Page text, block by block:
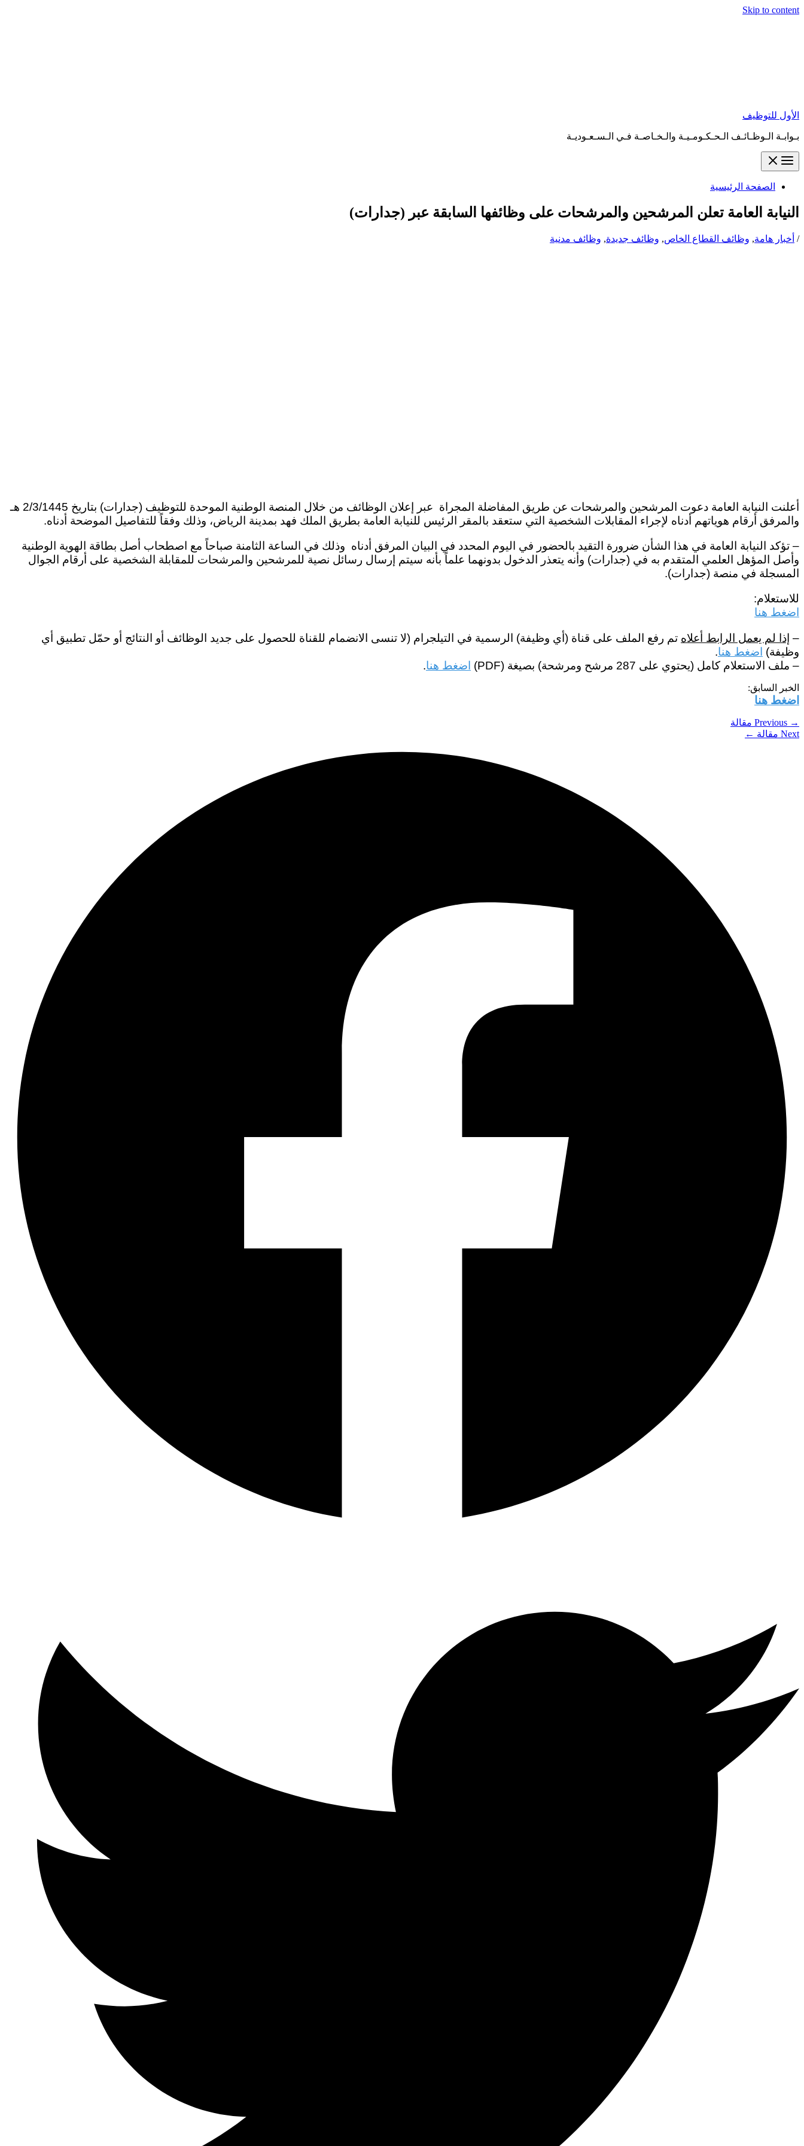
Skip to content
الأول للتوظيف
بـوابـة الـوظـائـف الـحـكـومـيـة والـخـاصـة فـي الـسـعـوديـة
الصفحة الرئيسية
النيابة العامة تعلن المرشحين والمرشحات على وظائفها السابقة عبر (جدارات)
/ أخبار هامة, وظائف القطاع الخاص, وظائف جديدة, وظائف مدنية
أعلنت النيابة العامة دعوت المرشحين والمرشحات عن طريق المفاضلة المجراة عبر إعلان الوظائف من خلال المنصة الوطنية الموحدة للتوظيف (جدارات) بتاريخ 2/3/1445 هـ
والمرفق أرقام هوياتهم أدناه لإجراء المقابلات الشخصية التي ستعقد بالمقر الرئيس للنيابة العامة بطريق الملك فهد بمدينة الرياض، وذلك وفقاً للتفاصيل الموضحة أدناه.
– تؤكد النيابة العامة في هذا الشأن ضرورة التقيد بالحضور في اليوم المحدد في البيان المرفق أدناه وذلك في الساعة الثامنة صباحاً مع اصطحاب أصل بطاقة الهوية الوطنية
وأصل المؤهل العلمي المتقدم به في (جدارات) وأنه يتعذر الدخول بدونهما علماً بأنه سيتم إرسال رسائل نصية للمرشحين والمرشحات للمقابلة الشخصية على أرقام الجوال
المسجلة في منصة (جدارات).
للاستعلام:
اضغط هنا
– إذا لم يعمل الرابط أعلاه تم رفع الملف على قناة (أي وظيفة) الرسمية في التيلجرام (لا تنسى الانضمام للقناة للحصول على جديد الوظائف أو النتائج أو حمّل تطبيق أي
وظيفة) اضغط هنا.
– ملف الاستعلام كامل (يحتوي على 287 مرشح ومرشحة) بصيغة (PDF)
اضغط هنا.
الخبر السابق:
اضغط هنا
→
Next مقالة
←